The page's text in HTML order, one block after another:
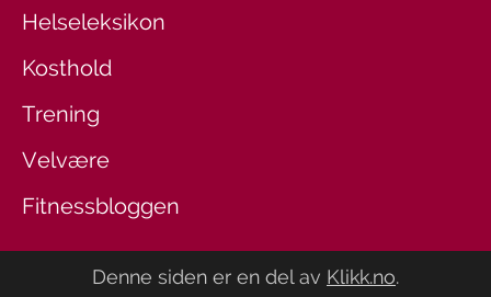
Helseleksikon
Kosthold
Trening
Velvære
Fitnessbloggen
Denne siden er en del av Klikk.no.